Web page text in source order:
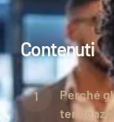
Contenuti
Perché